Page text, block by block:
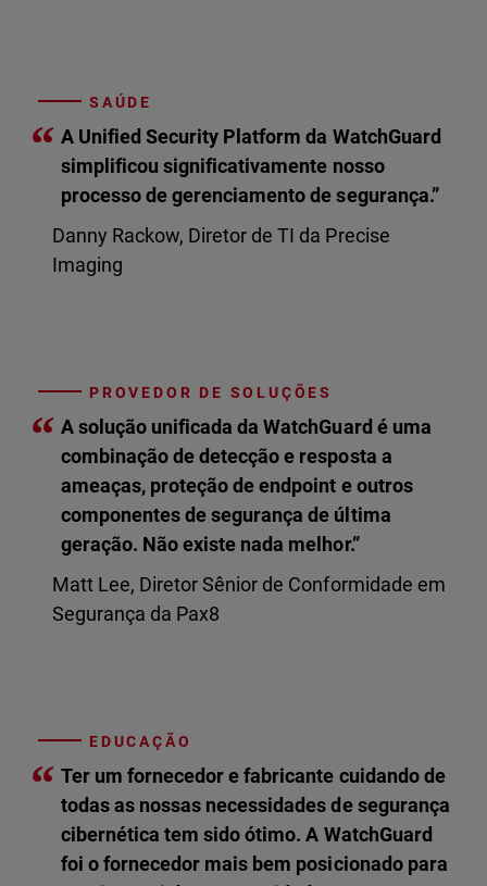
SAÚDE
“ A Unified Security Platform da WatchGuard
simplificou significativamente nosso
processo de gerenciamento de segurança.”
Danny Rackow, Diretor de TI da Precise
Imaging
PROVEDOR DE SOLUÇÕES
“ A solução unificada da WatchGuard é uma
combinação de detecção e resposta a
ameaças, proteção de endpoint e outros
componentes de segurança de última
geração. Não existe nada melhor.”
Matt Lee, Diretor Sênior de Conformidade em
Segurança da Pax8
EDUCAÇÃO
“ Ter um fornecedor e fabricante cuidando de
todas as nossas necessidades de segurança
cibernética tem sido ótimo. A WatchGuard
foi o fornecedor mais bem posicionado para